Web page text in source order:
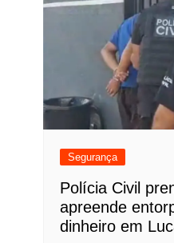
Segurança
Polícia Civil
apreende
dinheiro em